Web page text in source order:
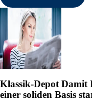
Klassik-DepotDamit
einer soliden Basis